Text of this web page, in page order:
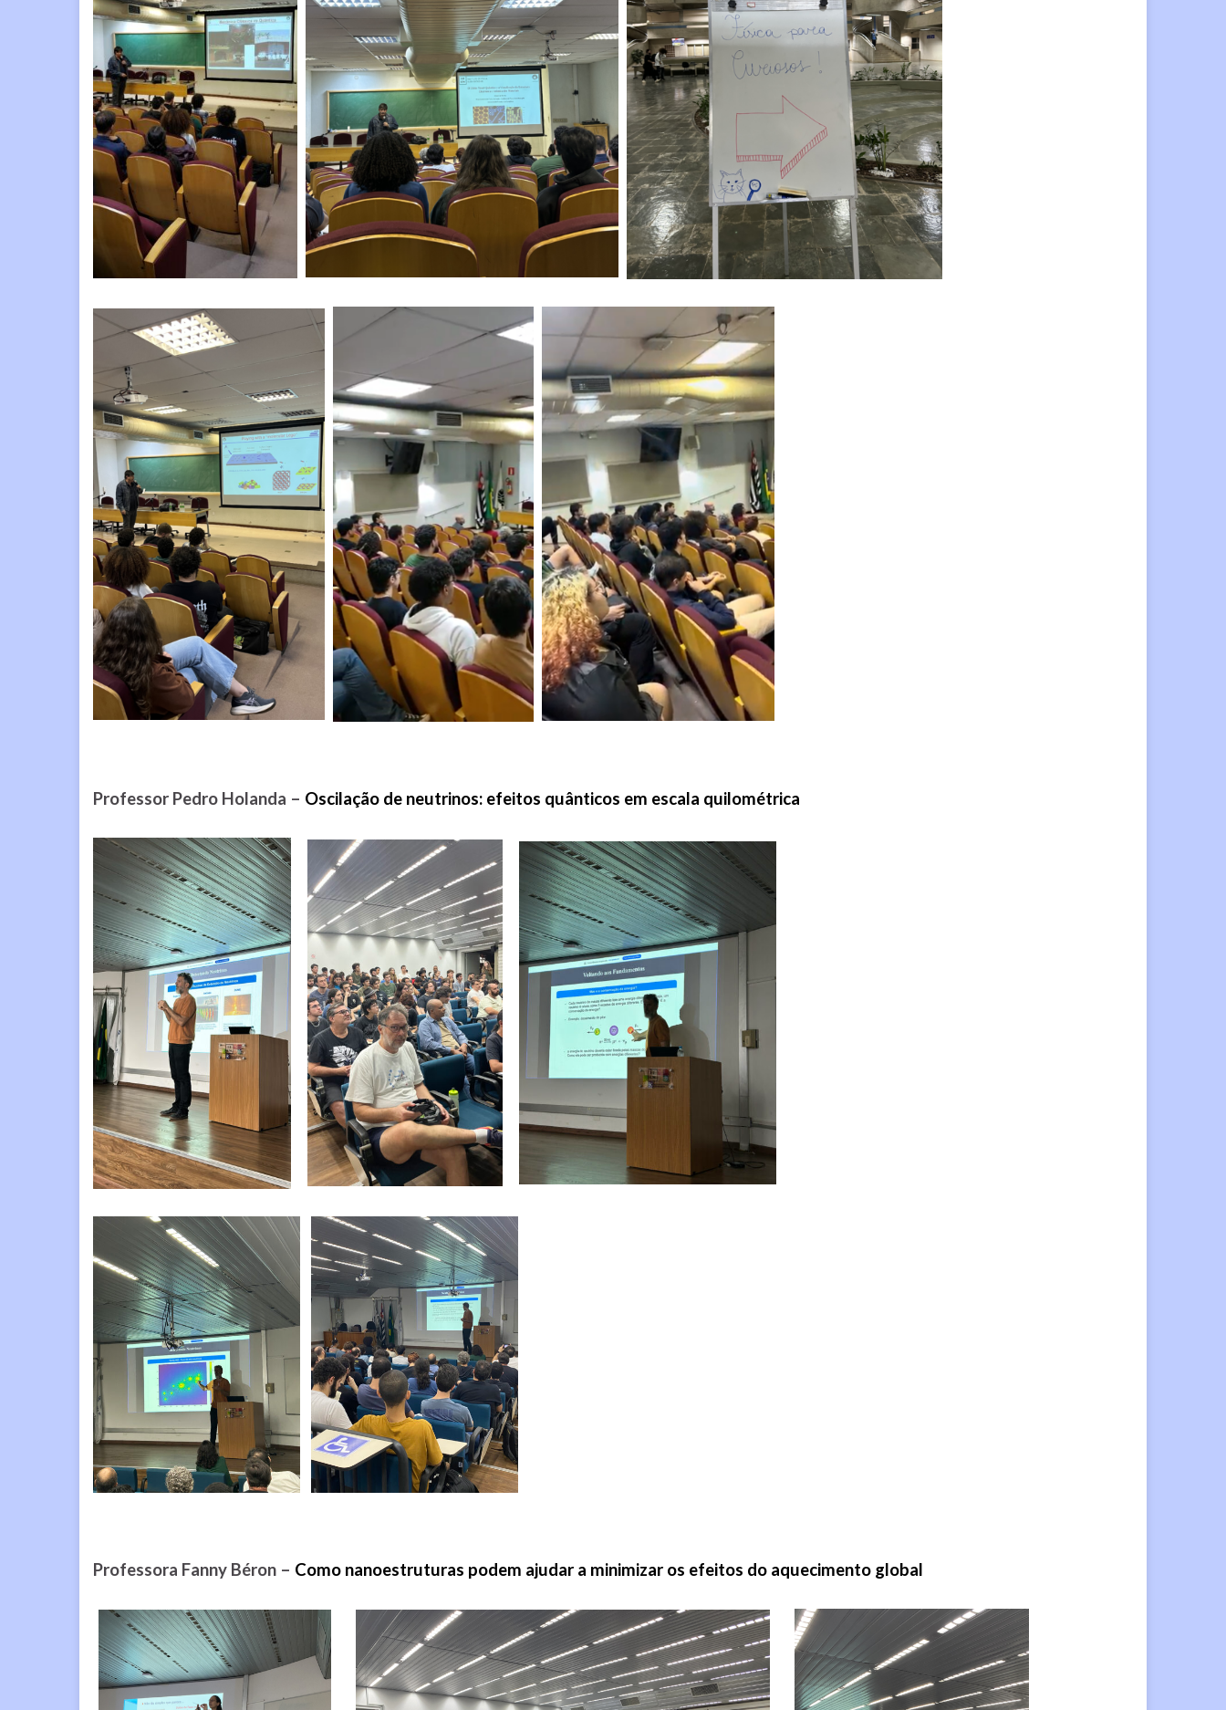
Professor Pedro Holanda – Oscilação de neutrinos: efeitos quânticos em escala quilométrica
Professora Fanny Béron – Como nanoestruturas podem ajudar a minimizar os efeitos do aquecimento global